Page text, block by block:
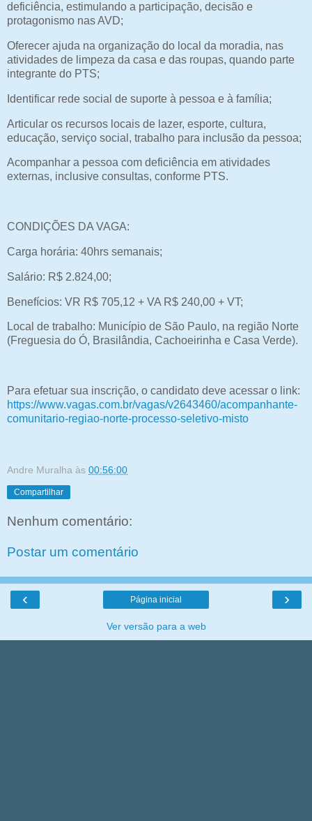
deficiência, estimulando a participação, decisão e
protagonismo nas AVD;
Oferecer ajuda na organização do local da moradia, nas
atividades de limpeza da casa e das roupas, quando parte
integrante do PTS;
Identificar rede social de suporte à pessoa e à família;
Articular os recursos locais de lazer, esporte, cultura,
educação, serviço social, trabalho para inclusão da pessoa;
Acompanhar a pessoa com deficiência em atividades
externas, inclusive consultas, conforme PTS.
CONDIÇÕES DA VAGA:
Carga horária: 40hrs semanais;
Salário: R$ 2.824,00;
Benefícios: VR R$ 705,12 + VA R$ 240,00 + VT;
Local de trabalho: Município de São Paulo, na região Norte
(Freguesia do Ó, Brasilândia, Cachoeirinha e Casa Verde).
Para efetuar sua inscrição, o candidato deve acessar o link:
https://www.vagas.com.br/vagas/v2643460/acompanhante-
comunitario-regiao-norte-processo-seletivo-misto
Andre Muralha às 00:56:00
Compartilhar
Nenhum comentário:
Postar um comentário
‹ ›
Página inicial
Ver versão para a web